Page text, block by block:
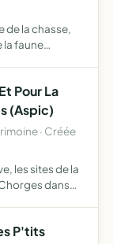
de la chasse,
la faune
Pour La
(Aspic)
· Créée
les sites de la
dans
P'tits